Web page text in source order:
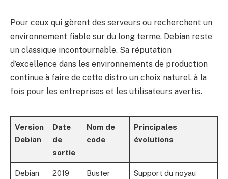
Pour ceux qui gèrent des serveurs ou recherchent un
environnement fiable sur du long terme, Debian reste
un classique incontournable. Sa réputation
d’excellence dans les environnements de production
continue à faire de cette distro un choix naturel, à la
fois pour les entreprises et les utilisateurs avertis.
Version
Debian
Date
de
sortie
Nom de
code
Principales
évolutions
Debian
2019 Buster
Support du noyau